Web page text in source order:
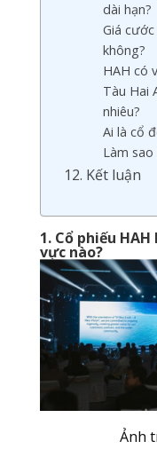
dài hạn?
Giá
không?
HAH có
Tàu Hai
nhiêu?
Ai là cổ
Làm
12. Kết luận
1. Cổ phiếu
vực nào?
Ảnh